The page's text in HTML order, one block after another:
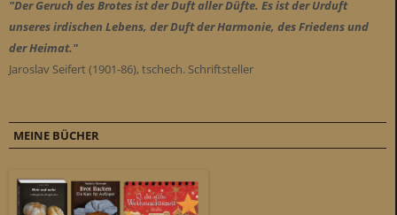
"Der Geruch des Brotes ist der Duft aller Düfte. Es ist der Urduft
unseres irdischen Lebens, der Duft der Harmonie, des Friedens und
der Heimat."
Jaroslav Seifert (1901-86), tschech. Schriftsteller
MEINE BÜCHER